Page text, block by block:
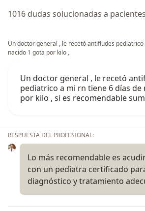
1016 dudas solucionadas a
Un doctor general , le recetó antifludes
nacido 1 gota por kilo ,
Un doctor general , le recetó
pediatrico a mi rn tiene 6 días de
por kilo , si es recomendable
RESPUESTA DEL PROFESIONAL:
Lo más recomendable es
con un pediatra certificado
diagnóstico y tratamiento